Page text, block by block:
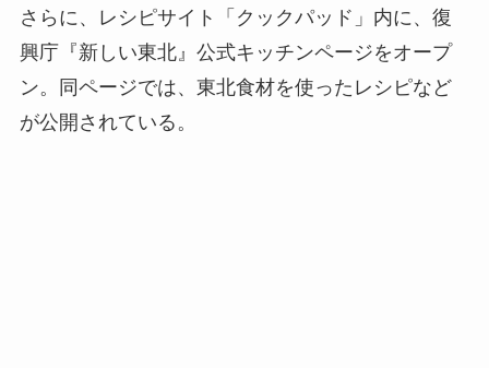
さらに、レシピサイト「クックパッド」内に、復
興庁『新しい東北』公式キッチンページをオープ
ン。同ページでは、東北食材を使ったレシピなど
が公開されている。